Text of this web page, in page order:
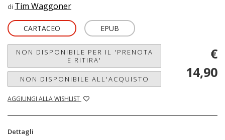
di Tim Waggoner
CARTACEO EPUB
NON DISPONIBILE PER IL 'PRENOTA
E RITIRA'
NON DISPONIBILE ALL'ACQUISTO
AGGIUNGI ALLA WISHLIST
€
14,90
Dettagli